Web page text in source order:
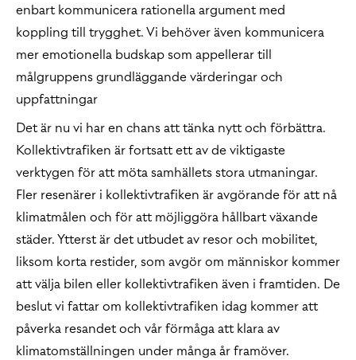
enbart kommunicera rationella argument med
koppling till trygghet. Vi behöver även kommunicera
mer emotionella budskap som appellerar till
målgruppens grundläggande värderingar och
uppfattningar
Det är nu vi har en chans att tänka nytt och förbättra.
Kollektivtrafiken är fortsatt ett av de viktigaste
verktygen för att möta samhällets stora utmaningar.
Fler resenärer i kollektivtrafiken är avgörande för att nå
klimatmålen och för att möjliggöra hållbart växande
städer. Ytterst är det utbudet av resor och mobilitet,
liksom korta restider, som avgör om människor kommer
att välja bilen eller kollektivtrafiken även i framtiden. De
beslut vi fattar om kollektivtrafiken idag kommer att
påverka resandet och vår förmåga att klara av
klimatomställningen under många år framöver.